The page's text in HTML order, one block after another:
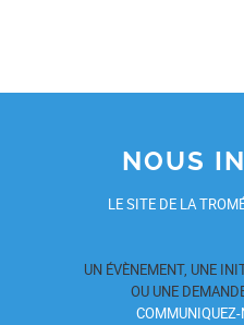
NOUS
LE SITE DE LA
UN ÉVÈNEMENT, UNE
OU UNE